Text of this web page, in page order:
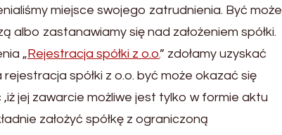
miejsce swojego zatrudnienia. Być może
albo zastanawiamy się nad założeniem spółki.
„Rejestracja spółki z o.o.” zdołamy uzyskać
spółki z o.o. być może okazać się
jej zawarcie możliwe jest tylko w formie aktu
założyć spółkę z ograniczoną